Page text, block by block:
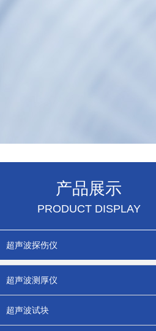
产品展示
PRODUCT DISPLAY
超声波探伤仪
超声波测厚仪
超声波试块